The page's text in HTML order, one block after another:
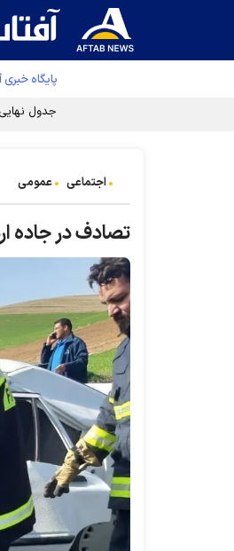
پایگاه خبری
جدول
اجتماعی عمومی
تصادف در جاده اردبیل _